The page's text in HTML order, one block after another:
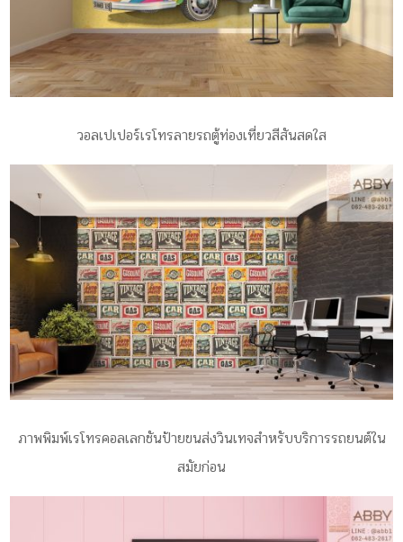
วอลเปเปอร์เรโทรลายรถตู้ท่องเที่ยวสีสันสดใส
ภาพพิมพ์เรโทรคอลเลกชันป้ายขนส่งวินเทจสำหรับบริการรถยนต์ใน
สมัยก่อน